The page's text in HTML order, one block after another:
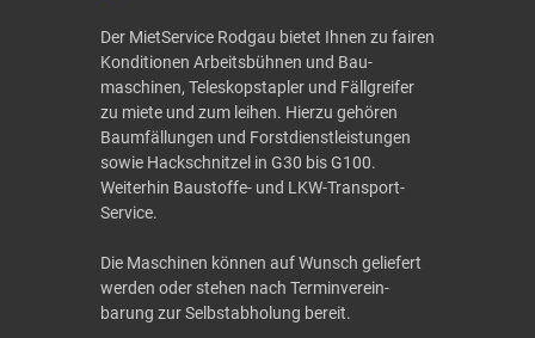
Der MietService Rodgau bietet Ihnen zu fairen
Konditionen Arbeitsbühnen und Bau­
maschinen, Teleskop­stapler und Fäll­greifer
zu miete und zum leihen. Hierzu gehören
Baumfällungen und Forst­dienst­leistungen
sowie Hackschnitzel in G30 bis G100.
Weiterhin Baustoffe- und LKW-Transport-
Service.
Die Maschinen können auf Wunsch geliefert
werden oder stehen nach Termin­ver­ein­
barung zur Selbst­abholung bereit.